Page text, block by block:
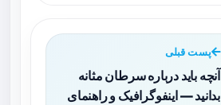
پست قبلی
آنچه باید درباره سرطان مثانه
بدانید — اینفوگرافیک و راهنمای